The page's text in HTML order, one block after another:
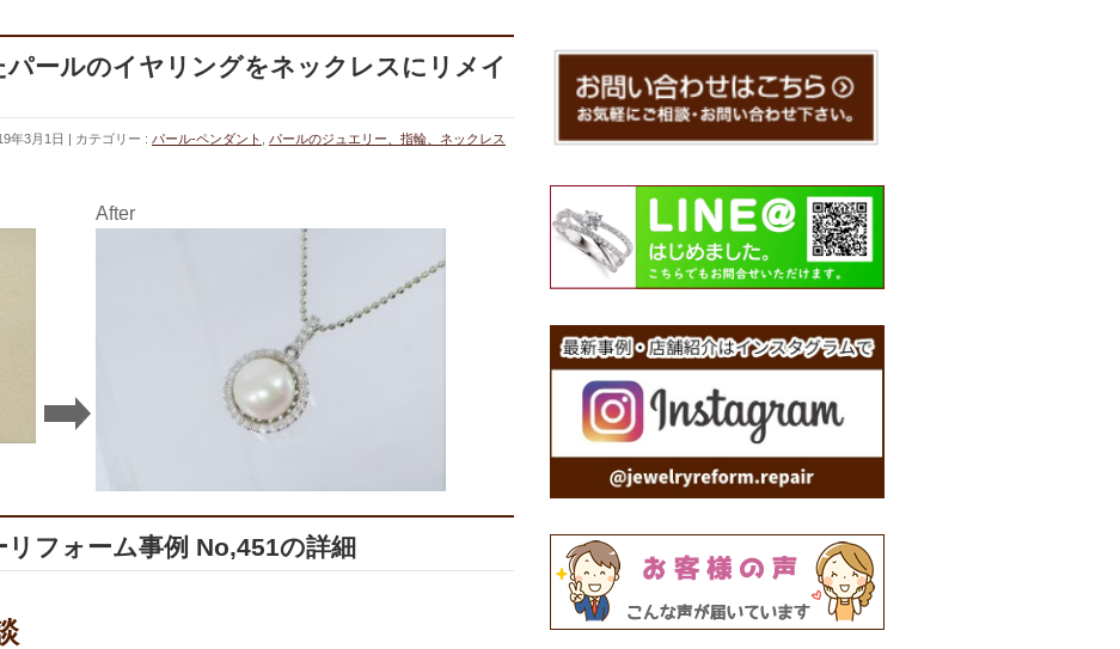
パールのイヤリングをネックレスにリメイ
年3月1日 カテゴリー : パール-ペンダント
パールのジュエリー、指輪、ネックレス
After
フォーム事例 No,451の詳細